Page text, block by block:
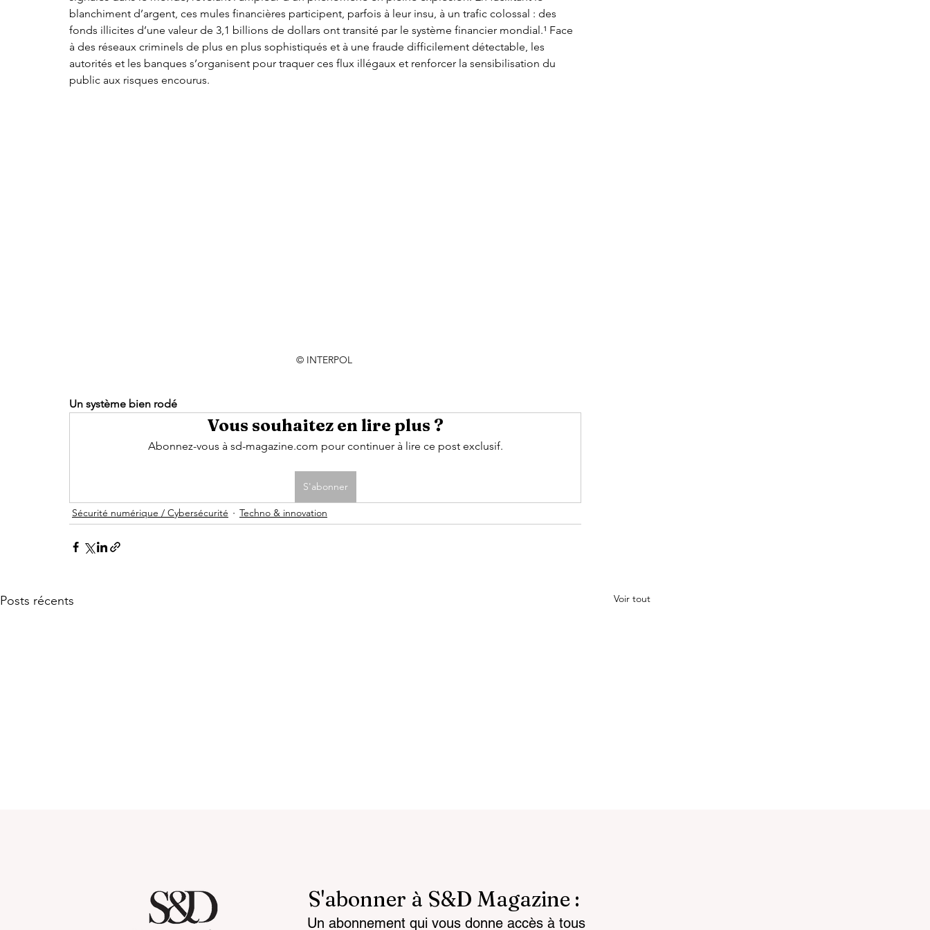
blanchiment d’argent, ces mules financières participent, parfois à leur insu, à un trafic colossal : des
fonds illicites d’une valeur de 3,1 billions de dollars ont transité par le système financier mondial.¹ Face
à des réseaux criminels de plus en plus sophistiqués et à une fraude difficilement détectable, les
autorités et les banques s’organisent pour traquer ces flux illégaux et renforcer la sensibilisation du
public aux risques encourus.
© INTERPOL
Un système bien rodé
Vous souhaitez en lire plus ?
Abonnez-vous à sd-magazine.com pour continuer à lire ce post exclusif.
S'abonner
Sécurité numérique / Cybersécurité Techno & innovation
Posts récents Voir tout
S'abonner à S&D Magazine :
Un abonnement qui vous donne accès à tous